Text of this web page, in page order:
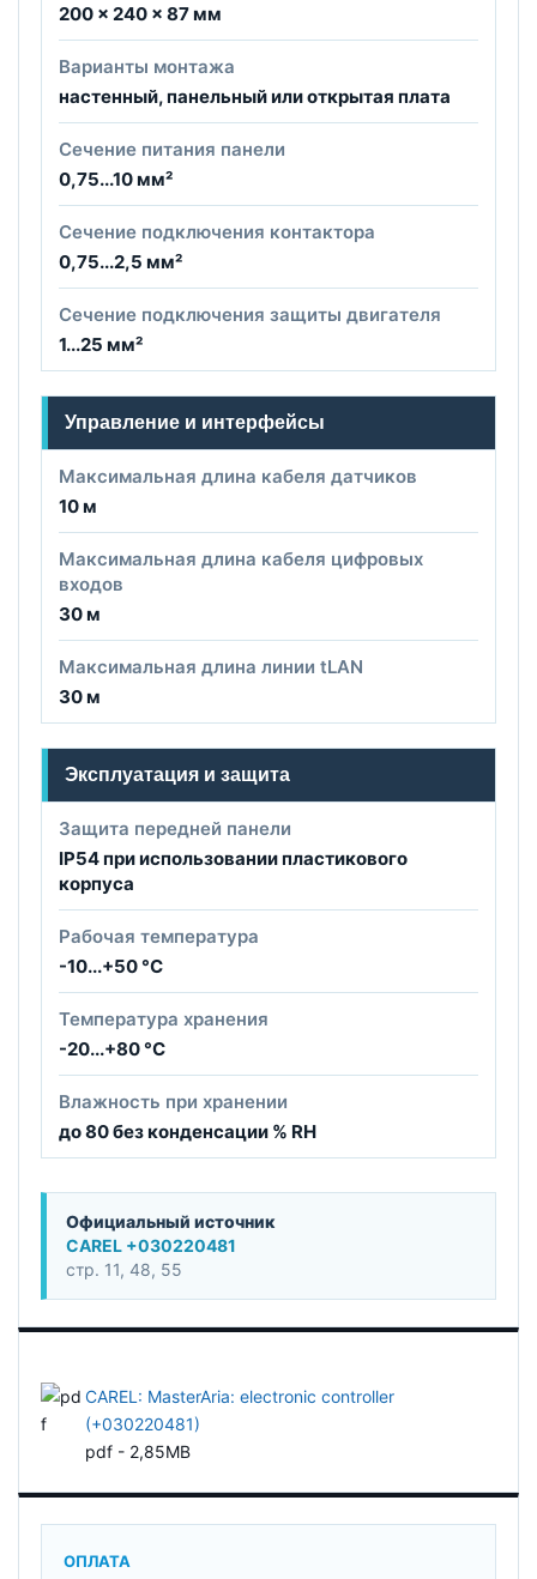
200 × 240 × 87 мм
Варианты монтажа
настенный, панельный или открытая плата
Сечение питания панели
0,75...10 мм²
Сечение подключения контактора
0,75...2,5 мм²
Сечение подключения защиты двигателя
1...25 мм²
Управление и интерфейсы
Максимальная длина кабеля датчиков
10 м
Максимальная длина кабеля цифровых
входов
30 м
Максимальная длина линии tLAN
30 м
Эксплуатация и защита
Защита передней панели
IP54 при использовании пластикового
корпуса
Рабочая температура
-10...+50 °C
Температура хранения
-20...+80 °C
Влажность при хранении
до 80 без конденсации % RH
Официальный источник
CAREL +030220481
стр. 11, 48, 55
CAREL: MasterAria: electronic controller
(+030220481)
pdf - 2,85MB
ОПЛАТА